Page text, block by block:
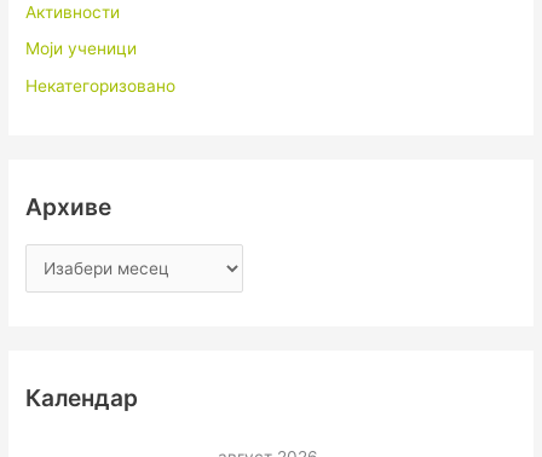
Активности
Моји ученици
Некатегоризовано
Архиве
Календар